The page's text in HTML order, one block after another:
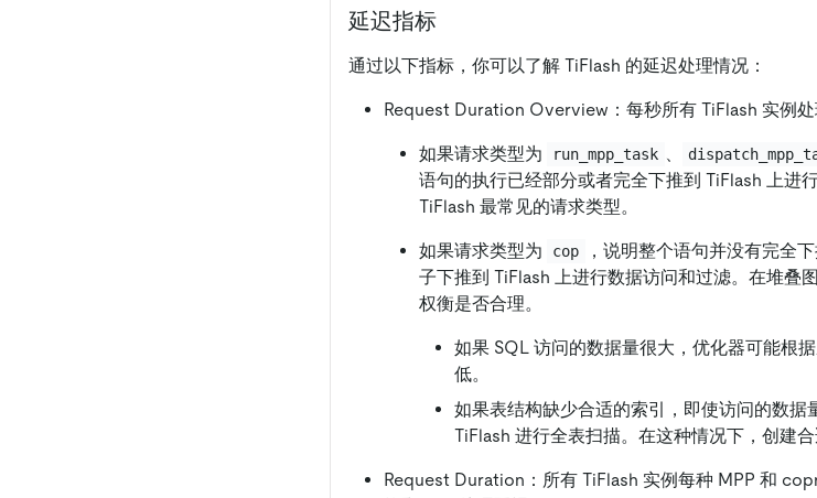
延迟指标
通过以下指标，你可以了解 TiFlash 的延迟处理情况：
Request Duration Overview：每秒所有 TiFlash 实例处
如果请求类型为 run_mpp_task 、
语句的执行已经部分或者完全下推到 TiFlash 上进
TiFlash 最常见的请求类型。
如果请求类型为 cop
，说明整个语句并没有完全
子下推到 TiFlash 上进行数据访问和过滤。在堆叠
权衡是否合理。
如果 SQL 访问的数据量很大，优化器可能根
低。
如果表结构缺少合适的索引，即使访问的数据
TiFlash 进行全表扫描。在这种情况下，创建
Request Duration：所有 TiFlash 实例每种 MPP 和